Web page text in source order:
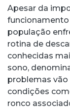
Apesar da
população
rotina de
conhecidas
sono,
problemas
condições
ronco